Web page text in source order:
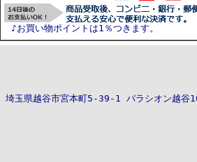
♪お買い物ポイントは1％つきます。
埼玉県越谷市宮本町5-39-1 パラシオン越